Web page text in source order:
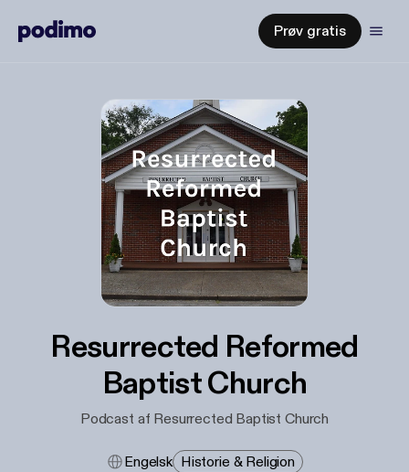
Prøv gratis
Resurrected Reformed
Baptist Church
Podcast af Resurrected Baptist Church
Engelsk Historie & Religion